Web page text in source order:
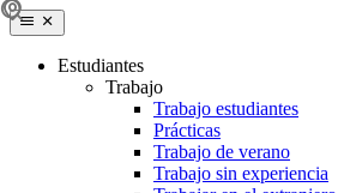
Estudiantes
Trabajo
Trabajo estudiantes
Prácticas
Trabajo de verano
Trabajo sin experiencia